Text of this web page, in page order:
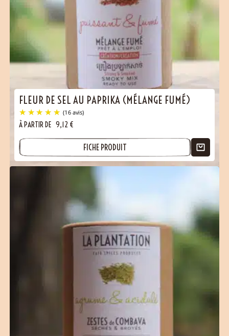
FLEUR DE SEL AU PAPRIKA (MÉLANGE FUMÉ)
À PARTIR DE 9,12 €
FICHE PRODUIT